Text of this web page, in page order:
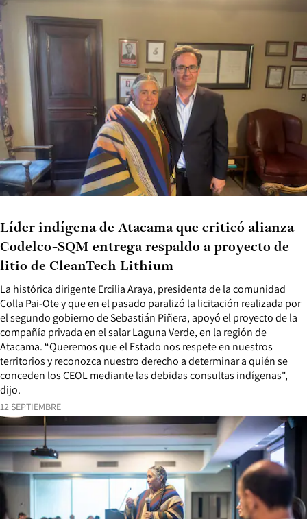
12 SEPTIEMBRE
La histórica dirigente Ercilia Araya, presidenta de la comunidad
Colla Pai-Ote y que en el pasado paralizó la licitación realizada por
el segundo gobierno de Sebastián Piñera, apoyó el proyecto de la
compañía privada en el salar Laguna Verde, en la región de
Atacama. “Queremos que el Estado nos respete en nuestros
territorios y reconozca nuestro derecho a determinar a quién se
conceden los CEOL mediante las debidas consultas indígenas",
dijo.
Líder indígena de Atacama que criticó alianza
Codelco-SQM entrega respaldo a proyecto de
litio de CleanTech Lithium